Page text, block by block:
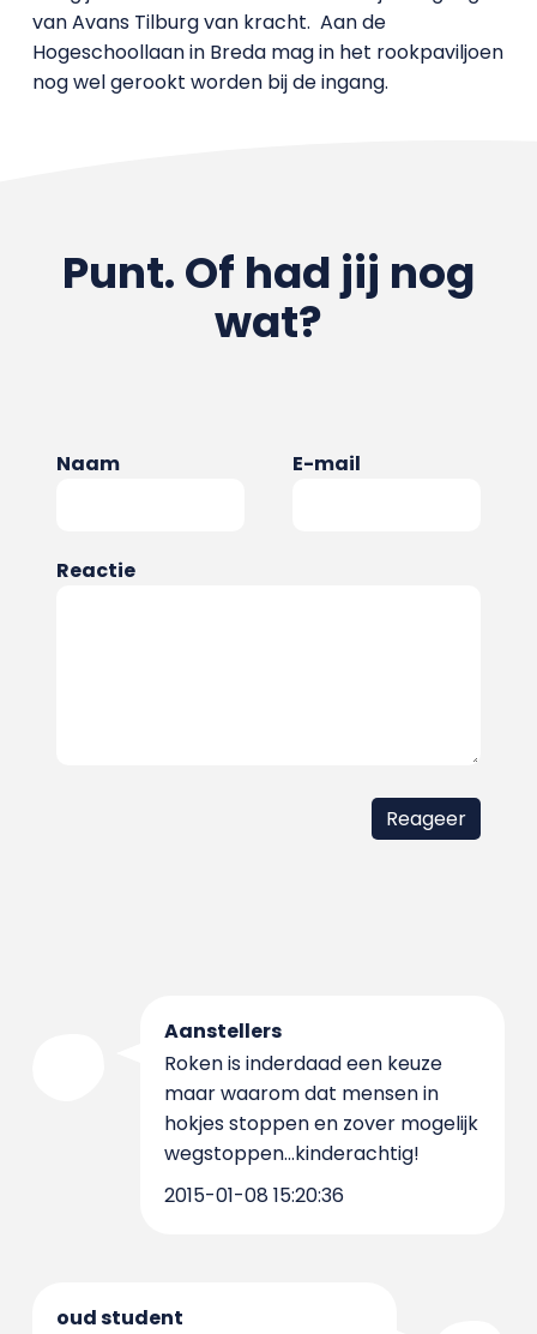
van Avans Tilburg van kracht. Aan de
Hogeschoollaan in Breda mag in het rookpaviljoen
nog wel gerookt worden bij de ingang.
Punt. Of had jij nog
wat?
Naam E-mail
Reactie
Aanstellers
Roken is inderdaad een keuze
maar waarom dat mensen in
hokjes stoppen en zover mogelijk
wegstoppen...kinderachtig!
2015-01-08 15:20:36
oud student